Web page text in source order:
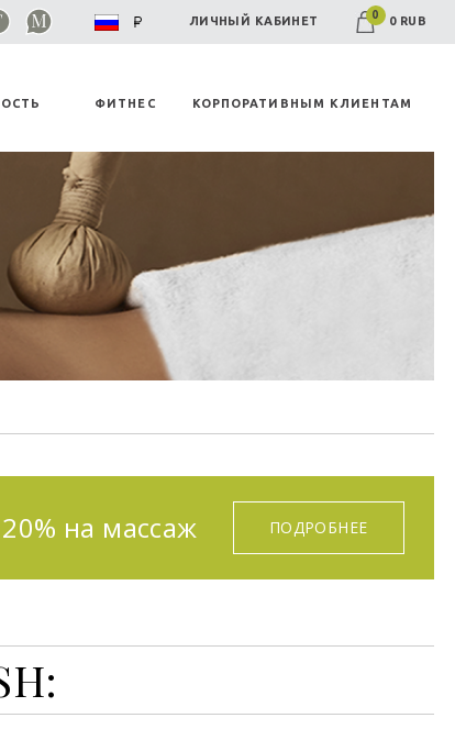
ЛИЧНЫЙ КАБИНЕТ 0 0 RUB
ФИТНЕС КОРПОРАТИВНЫМ КЛИЕНТАМ
на массаж ПОДРОБНЕЕ